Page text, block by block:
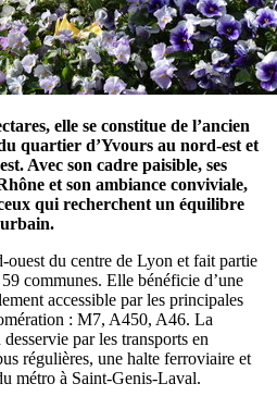
elle se constitue de l’ancien
quartier d’Yvours au nord-est et
Avec son cadre paisible, ses
et son ambiance conviviale,
qui recherchent un équilibre
ouest du centre de Lyon et fait partie
communes. Elle bénéficie d’une
accessible par les principales
: M7, A450, A46. La
par les transports en
régulières, une halte ferroviaire et
métro à Saint-Genis-Laval.